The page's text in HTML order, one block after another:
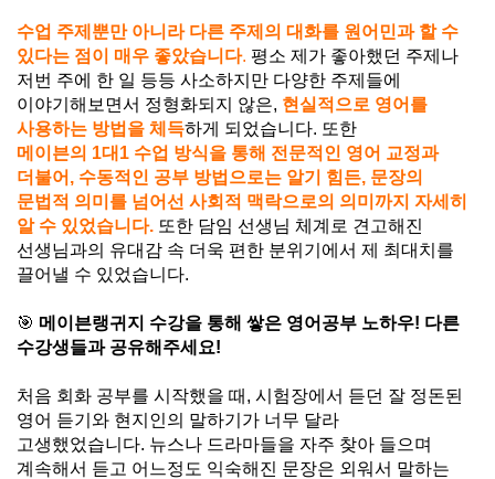
수업 주제뿐만 아니라 다른 주제의 대화를 원어민과 할 수
있다는 점이 매우 좋았습니다. 평소 제가 좋아했던 주제나
저번 주에 한 일 등등 사소하지만 다양한 주제들에
이야기해보면서 정형화되지 않은, 현실적으로 영어를
사용하는 방법을 체득하게 되었습니다. 또한
메이븐의 1대 1 수업 방식을 통해 전문적인 영어 교정과
더불어 , 수동적인 공부 방법으로는 알기 힘든, 문장의
문법적 의미를 넘어선 사회적 맥락으로의 의미까지 자세히
알 수 있었습니다. 또한 담임 선생님 체계로 견고해진
선생님과의 유대감 속 더욱 편한 분위기에서 제 최대치를
끌어낼 수 있었습니다.
🎯 메이븐랭귀지 수강을 통해 쌓은 영어공부 노하우! 다른
수강생들과 공유해주세요!
처음 회화 공부를 시작했을 때 , 시험장에서 듣던 잘 정돈된
영어 듣기와 현지인의 말하기가 너무 달라
고생했었습니다. 뉴스나 드라마들을 자주 찾아 들으며
계속해서 듣고 어느정도 익숙해진 문장은 외워서 말하는